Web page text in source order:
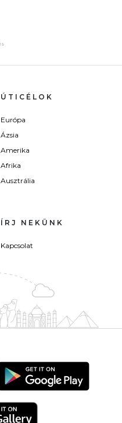
ÚTICÉLOK
Európa
Ázsia
Amerika
Afrika
Ausztrália
ÍRJ NEKÜNK
Kapcsolat